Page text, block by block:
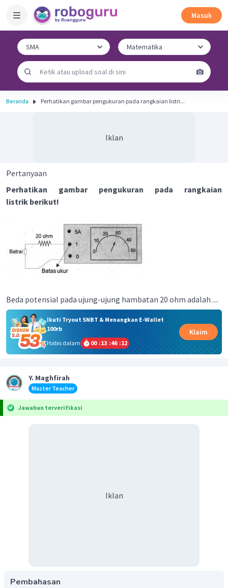
Masuk
Beranda Perhatikan gambar pengukuran pada rangkaian listri...
Iklan
Pertanyaan
Perhatikan gambar pengukuran pada rangkaian
listrik berikut!
Beda potensial pada ujung-ujung hambatan 20 ohm adalah ....
Ikuti Tryout SNBT & Menangkan E-Wallet
100rb
Habis dalam
00 :13 :46 :12
Klaim
Y. Maghfirah
Master Teacher
Jawaban terverifikasi
Iklan
Pembahasan